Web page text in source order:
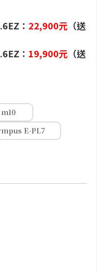
： 22,900元 （送
： 19,900元 （送
E-PL7